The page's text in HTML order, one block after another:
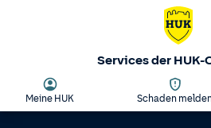
Services der HUK-
Meine HUK Schaden